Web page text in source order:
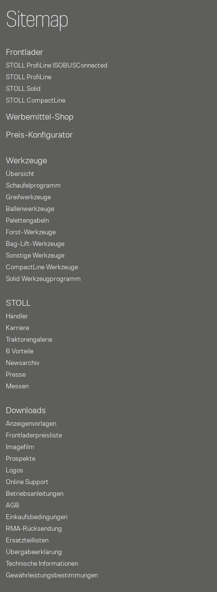
Sitemap
Frontlader
STOLL ProfiLine ISOBUSConnected
STOLL ProfiLine
STOLL Solid
STOLL CompactLine
Werbemittel-Shop
Preis-Konfigurator
Werkzeuge
Übersicht
Schaufelprogramm
Greifwerkzeuge
Ballenwerkzeuge
Palettengabeln
Forst-Werkzeuge
Bag-Lift-Werkzeuge
Sonstige Werkzeuge
CompactLine Werkzeuge
Solid Werkzeugprogramm
STOLL
Händler
Karriere
Traktorengalerie
6 Vorteile
Newsarchiv
Presse
Messen
Downloads
Anzeigenvorlagen
Frontladerpreisliste
Imagefilm
Prospekte
Logos
Online Support
Betriebsanleitungen
AGB
Einkaufsbedingungen
RMA-Rücksendung
Ersatzteillisten
Übergabeerklärung
Technische Informationen
Gewährleistungs­bestimmungen